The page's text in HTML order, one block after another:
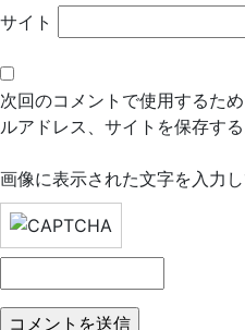
サイト
次回のコメントで使用するた
ルアドレス、サイトを保存する
画像に表示された文字を入力